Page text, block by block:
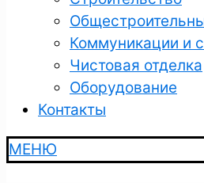
Коммуникации и
Чистовая отделка
Оборудование
Контакты
МЕНЮ